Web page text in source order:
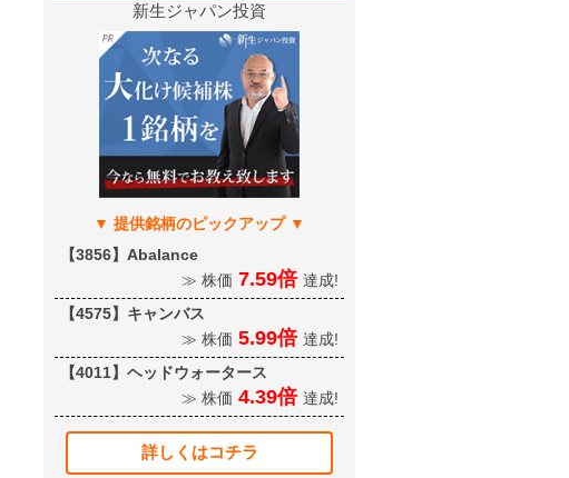
新生ジャパン投資
【3856】Abalance
≫ 株価 7.59倍 達成!
【4575】キャンバス
≫ 株価 5.99倍 達成!
【4011】ヘッドウォータース
≫ 株価 4.39倍 達成!
詳しくはコチラ